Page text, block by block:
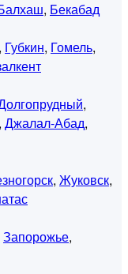
, Бекабад
, Губкин, Гомель,
,
, Джалал-Абад,
, Жуковск,
Запорожье,